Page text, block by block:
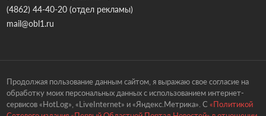
(4862) 44-40-20(отдел рекламы)
mail@obl1.ru
Продолжая пользование данным сайтом, я выражаю свое согласие на
обработку моих персональных данных с использованием интернет-
сервисов «HotLog», «LiveInternet» и «Яндекс.Метрика». С «Политикой